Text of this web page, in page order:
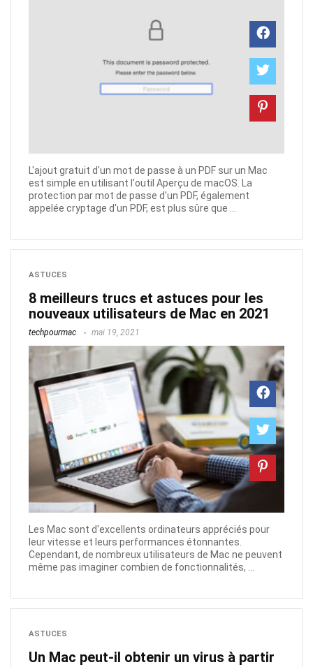
L'ajout gratuit d'un mot de passe à un PDF sur un Mac
est simple en utilisant l'outil Aperçu de macOS. La
protection par mot de passe d'un PDF, également
appelée cryptage d'un PDF, est plus sûre que ...
ASTUCES
8 meilleurs trucs et astuces pour les
nouveaux utilisateurs de Mac en 2021
techpourmac mai 19, 2021
Les Mac sont d'excellents ordinateurs appréciés pour
leur vitesse et leurs performances étonnantes.
Cependant, de nombreux utilisateurs de Mac ne peuvent
même pas imaginer combien de fonctionnalités, ...
ASTUCES
Un Mac peut-il obtenir un virus à partir